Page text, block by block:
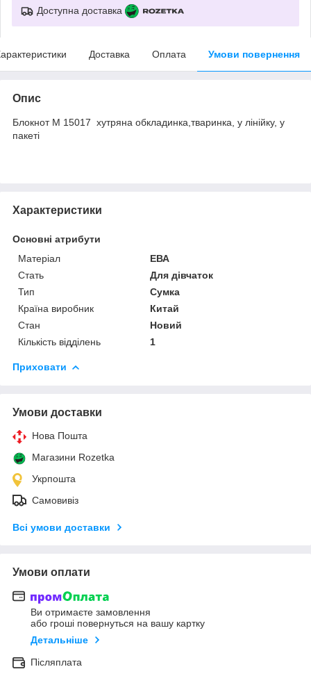
Доступна доставка
Доставка Оплата Умови повернення
Опис
Блокнот M 15017 хутряна обкладинка,тваринка, у лінійку, у
пакеті
Характеристики
Основні атрибути
Матеріал
ЕВА
Стать
Для дівчаток
Тип
Сумка
Країна виробник
Китай
Стан
Новий
Кількість відділень
1
Приховати
Умови доставки
Нова Пошта
Магазини Rozetka
Укрпошта
Самовивіз
Всі умови доставки
Умови оплати
Ви отримаєте замовлення
або гроші повернуться на вашу картку
Детальніше
Післяплата